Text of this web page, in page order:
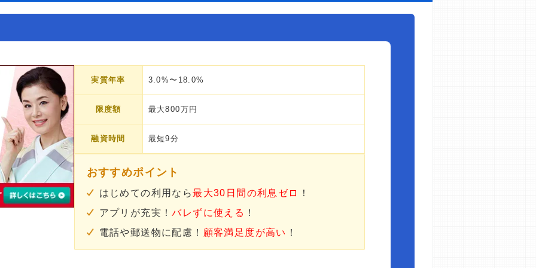
実質年率 3.0%〜18.0%
限度額 最大800万円
融資時間 最短9分
おすすめポイント
はじめての利用なら最大30日間の利息ゼロ
！
アプリが充実！バレずに使える ！
電話や郵送物に配慮！ 顧客満足度が高い ！